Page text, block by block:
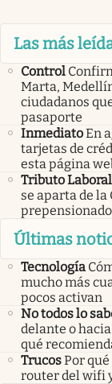
Las más
Control
Marta,
ciudadanos
pasaporte
InmediatoEn
tarjetas de
esta página
Tributo Laboral
se aparta de
Últimas
Tecnología
mucho más
pocos activan
No todos lo
delante o
qué
TrucosPor
router del wifi